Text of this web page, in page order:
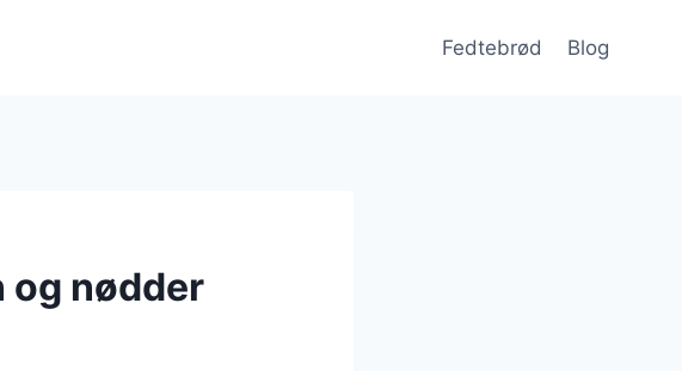
Fedtebrød Blog
og nødder